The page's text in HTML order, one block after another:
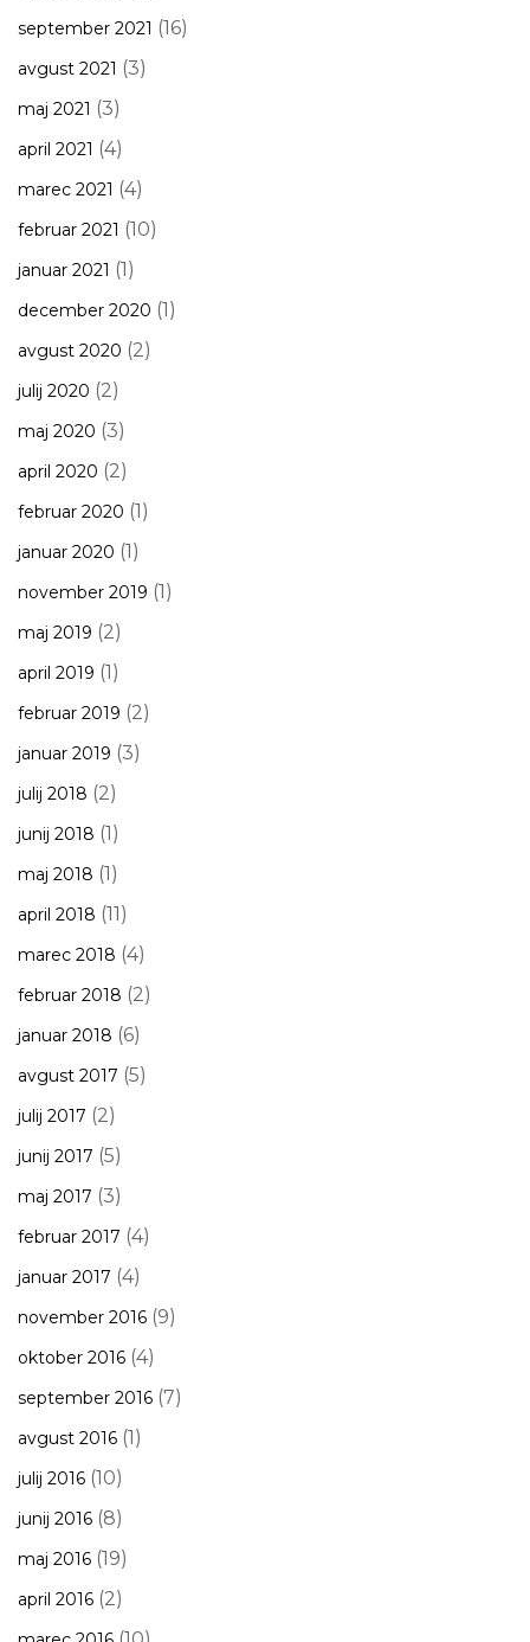
september 2021 (16)
avgust 2021 (3)
maj 2021 (3)
april 2021 (4)
marec 2021 (4)
februar 2021 (10)
januar 2021 (1)
december 2020 (1)
avgust 2020 (2)
julij 2020 (2)
maj 2020 (3)
april 2020 (2)
februar 2020 (1)
januar 2020 (1)
november 2019 (1)
maj 2019 (2)
april 2019 (1)
februar 2019 (2)
januar 2019 (3)
julij 2018 (2)
junij 2018 (1)
maj 2018 (1)
april 2018 (11)
marec 2018 (4)
februar 2018 (2)
januar 2018 (6)
avgust 2017 (5)
julij 2017 (2)
junij 2017 (5)
maj 2017 (3)
februar 2017 (4)
januar 2017 (4)
november 2016 (9)
oktober 2016 (4)
september 2016 (7)
avgust 2016 (1)
julij 2016 (10)
junij 2016 (8)
maj 2016 (19)
april 2016 (2)